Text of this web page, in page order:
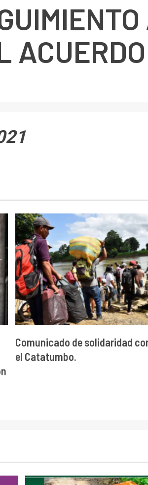
Comunicado de solidaridad
el Catatumbo.